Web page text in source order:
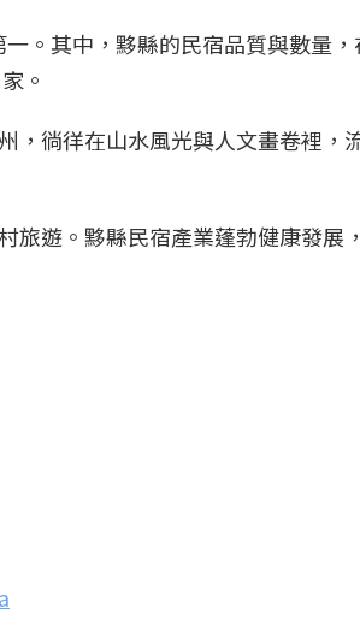
。其中，黟縣的民宿品質與數量
。
，徜徉在山水風光與人文畫卷裡，
旅遊。黟縣民宿產業蓬勃健康發展